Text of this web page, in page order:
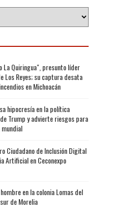
La Quiringua", presunto líder
Los Reyes; su captura desata
en Michoacán
hipocresía en la política
Trump y advierte riesgos para
mundial
Ciudadano de Inclusión Digital
Artificial en Ceconexpo
en la colonia Lomas del
de Morelia